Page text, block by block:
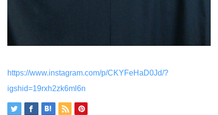
https://www.instagram.com/p/CKYFeHaD0Jd/?
igshid=19rxh2zk6ml6n